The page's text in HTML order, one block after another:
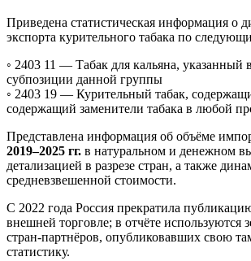
Приведена статистическая информация о
экспорта курительного табака по
◦ 2403 11 — Табак для кальяна, указанный
субпозиции данной группы
◦ 2403 19 — Курительный табак,
содержащий заменители табака в любой
Представлена информация об объёме
2019–2025 гг. в натуральном и денежном
детализацией в разрезе стран, а также
средневзвешенной стоимости.
С 2022 года Россия прекратила
внешней торговле; в отчёте используются
стран-партнёров, опубликовавших свою
статистику.